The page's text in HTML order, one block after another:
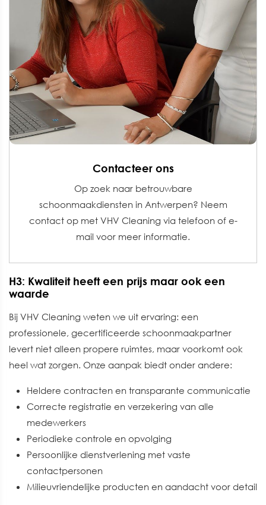
Contacteer ons
Op zoek naar betrouwbare
schoonmaakdiensten in Antwerpen? Neem
contact op met VHV Cleaning via telefoon of e-
mail voor meer informatie.
H3: Kwaliteit heeft een prijs maar ook een
waarde
Bij VHV Cleaning weten we uit ervaring: een
professionele, gecertificeerde schoonmaakpartner
levert niet alleen propere ruimtes, maar voorkomt ook
heel wat zorgen. Onze aanpak biedt onder andere:
Heldere contracten en transparante communicatie
Correcte registratie en verzekering van alle
medewerkers
Periodieke controle en opvolging
Persoonlijke dienstverlening met vaste
contactpersonen
Milieuvriendelijke producten en aandacht voor detail